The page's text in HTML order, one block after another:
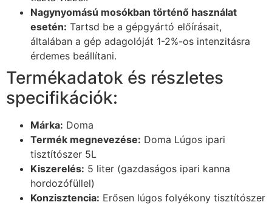
Nagynyomású mosókban történő használat
esetén: Tartsd be a gépgyártó előírásait,
általában a gép adagolóját 1-2%-os intenzitásra
érdemes beállítani.
Termékadatok és részletes
specifikációk:
Márka: Doma
Termék megnevezése: Doma Lúgos ipari
tisztítószer 5L
Kiszerelés: 5 liter (gazdaságos ipari kanna
hordozófüllel)
Konzisztencia: Erősen lúgos folyékony tisztítószer